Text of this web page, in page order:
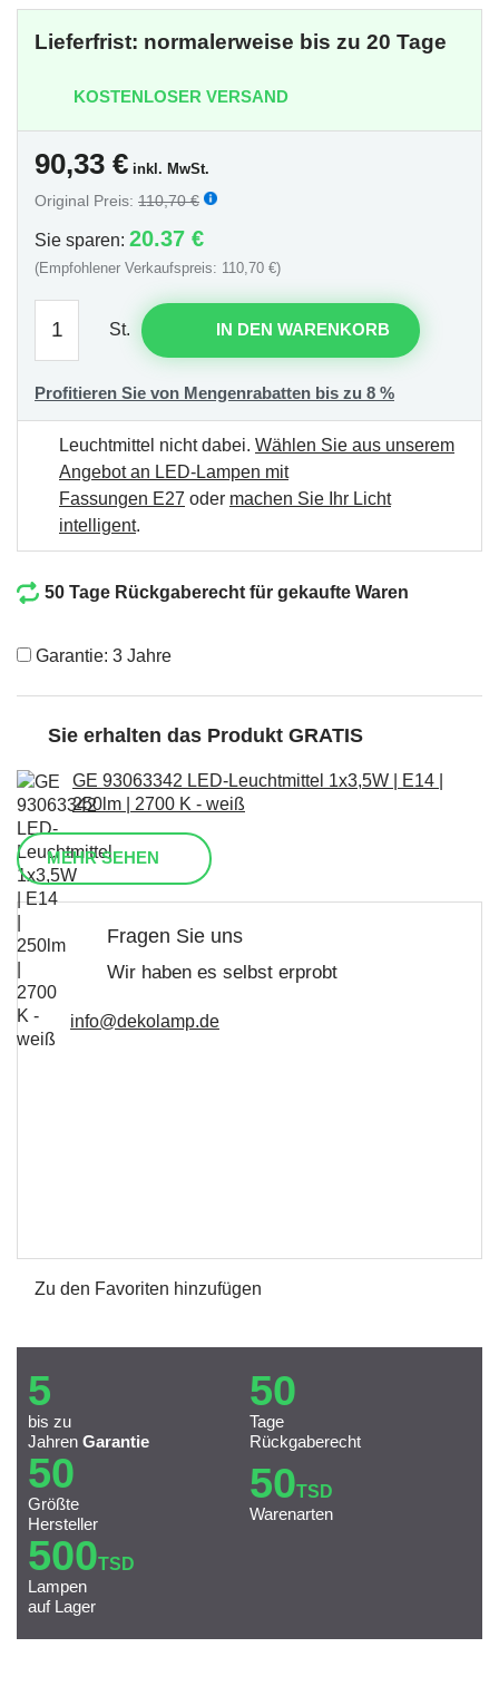
Lieferfrist: normalerweise bis zu 20 Tage
KOSTENLOSER VERSAND
90,33 € inkl. MwSt.
Original Preis: 110,70 €
Sie sparen: 20.37 €
(Empfohlener Verkaufspreis: 110,70 €)
St. IN DEN WARENKORB
Profitieren Sie von Mengenrabatten bis zu 8 %
Leuchtmittel nicht dabei. Wählen Sie aus unserem
Angebot an LED-Lampen mit
Fassungen E27 oder machen Sie Ihr Licht
intelligent.
50 Tage Rückgaberecht für gekaufte Waren
Garantie: 3 Jahre
Sie erhalten das Produkt GRATIS
GE 93063342 LED-Leuchtmittel 1x3,5W | E14 |
250lm | 2700 K - weiß
MEHR SEHEN
Fragen Sie uns
Wir haben es selbst erprobt
info@dekolamp.de
Zu den Favoriten hinzufügen
5
bis zu
Jahren Garantie
50
Tage
Rückgaberecht
50
Größte
Hersteller
50TSD
Warenarten
500TSD
Lampen
auf Lager